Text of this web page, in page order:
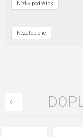
Nízky podpätok
Nezateplené